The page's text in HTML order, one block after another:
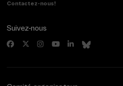
Contactez-nous!
Suivez-nous